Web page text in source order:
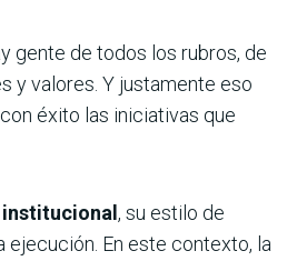
gente de todos los rubros, de
y valores. Y justamente eso
éxito las iniciativas que
, su estilo de
ejecución. En este contexto, la